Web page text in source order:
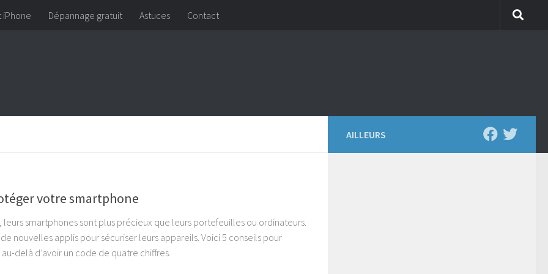
iPhone Dépannage gratuit Astuces Contact
votre smartphone
leurs smartphones sont plus précieux que leurs portefeuilles ou ordinateurs.
nouvelles applis pour sécuriser leurs appareils. Voici 5 conseils pour
delà d’avoir un code de quatre chiffres.
AILLEURS